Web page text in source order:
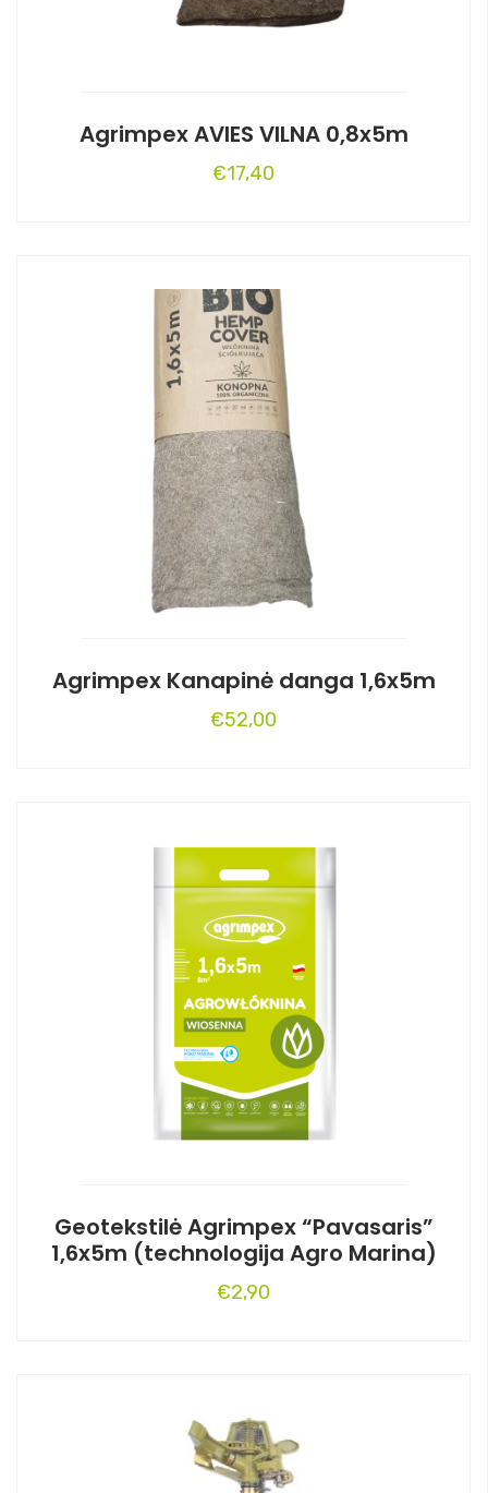
Agrimpex AVIES VILNA 0,8x5m
€17,40
Agrimpex Kanapinė danga 1,6x5m
€52,00
Geotekstilė Agrimpex “Pavasaris”
1,6x5m (technologija Agro Marina)
€2,90